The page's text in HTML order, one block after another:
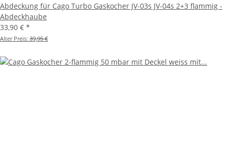
Abdeckung für Cago Turbo Gaskocher JV-03s JV-04s 2+3 flammig -
Abdeckhaube
33,90 € *
Alter Preis: 39,95 €